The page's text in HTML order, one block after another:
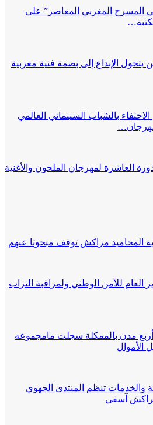
المغربي المعاصر” على
الإبداع إلى بصمة فنية مغربية
بالشباب السينمائي العالمي
العاشرة لمهرجان الملحون والأغنية
المحاميد مراكش توقف مبحوثا عنهم
العام للأمن الوطني ولمراقبة التراب
أربع مدن بالممكلة سجلت مامجموعه
والخدمات تنظم المنتدى الجهوي
مراكش آسفي